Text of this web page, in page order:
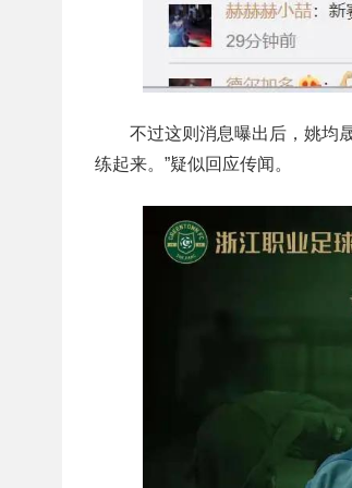
不过这则消息曝出后，姚均
练起来。”疑似回应传闻。